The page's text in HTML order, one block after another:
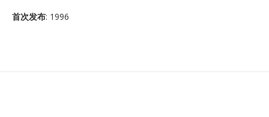
首次发布: 1996